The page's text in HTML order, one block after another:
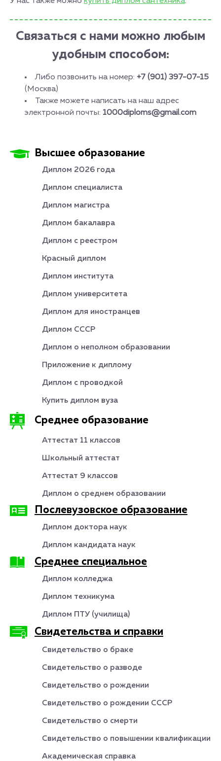
Связаться с нами можно любым
удобным способом:
Либо позвонить на номер: +7 (901) 397-07-15
(Москва)
Также можете написать на наш адрес
электронной почты: 1000diploms@gmail.com
Высшее образование
Диплом 2026 года
Диплом специалиста
Диплом магистра
Диплом бакалавра
Диплом с реестром
Красный диплом
Диплом института
Диплом университета
Диплом для иностранцев
Диплом СССР
Диплом о неполном образовании
Приложение к диплому
Диплом с проводкой
Купить диплом вуза
Среднее образование
Аттестат 11 классов
Школьный аттестат
Аттестат 9 классов
Диплом о среднем образовании
Послевузовское образование
Диплом доктора наук
Диплом кандидата наук
Среднее специальное
Диплом колледжа
Диплом техникума
Диплом ПТУ (училища)
Свидетельства и справки
Свидетельство о браке
Свидетельство о разводе
Свидетельство о рождении
Свидетельство о рождении СССР
Свидетельство о смерти
Свидетельство о повышении квалификации
Академическая справка